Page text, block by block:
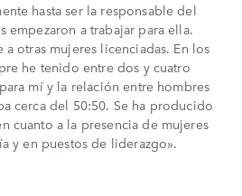
hasta ser la responsable del
a trabajar para ella.
otras mujeres licenciadas. En los
he tenido entre dos y cuatro
mí y la relación entre hombres
cerca del 50:50. Se ha producido
cuanto a la presencia de mujeres
y en puestos de liderazgo».